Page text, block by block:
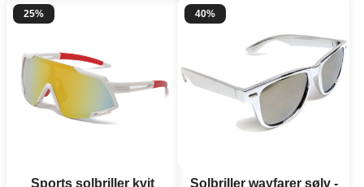
25%
Sports solbriller kvit
40%
Solbriller wayfarer sølv -